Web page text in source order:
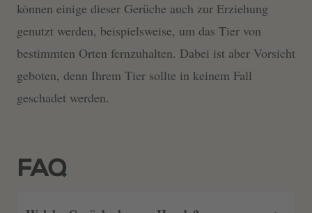
können einige dieser Gerüche auch zur Erziehung
genutzt werden, beispielsweise, um das Tier von
bestimmten Orten fernzuhalten. Dabei ist aber Vorsicht
geboten, denn Ihrem Tier sollte in keinem Fall
geschadet werden.
FAQ